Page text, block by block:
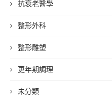
抗衰老醫學
整形外科
整形雕塑
更年期調理
未分類